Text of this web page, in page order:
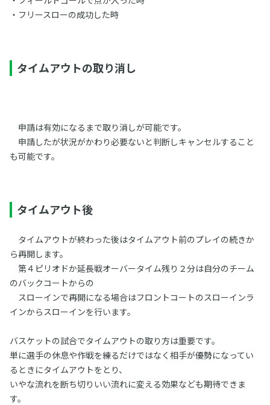
・フリースローの成功した時
タイムアウトの取り消し
申請は有効になるまで取り消しが可能です。
申請したが状況がかわり必要ないと判断しキャンセルすること
も可能です。
タイムアウト後
タイムアウトが終わった後はタイムアウト前のプレイの続きか
ら再開します。
第４ピリオドか延長戦オーバータイム残り２分は自分のチーム
のバックコートからの
スローインで再開になる場合はフロントコートのスローインラ
インからスローインを行います。
バスケットの試合でタイムアウトの取り方は重要です。
単に選手の休息や作戦を練るだけではなく相手が優勢になってい
るときにタイムアウトをとり、
いやな流れを断ち切りいい流れに変える効果なども期待できま
す。